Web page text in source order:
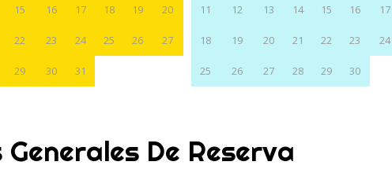
15 16 17 18 19 20
22 23 24 25 26 27
29 30 31
11 12 13 14 15 16 17
18 19 20 21 22 23 24
25 26 27 28 29 30
De Reserva